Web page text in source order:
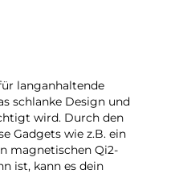
langanhaltende
schlanke Design und
wird. Durch den
Gadgets wie z.B. ein
magnetischen Qi2-
ist, kann es dein